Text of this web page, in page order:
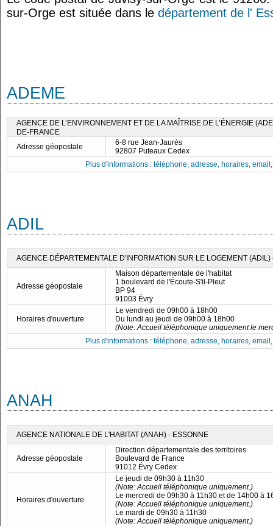
sur-Orge est située dans le département de l'
ADEME
AGENCE DE L’ENVIRONNEMENT ET DE LA MAÎTRISE DE L’ÉNERGIE
DE-FRANCE
Adresse géopostale
6-8 rue Jean-Jaurès
92807 Puteaux Cedex
Plus d'informations : téléphone, adresse, horaires,
ADIL
AGENCE DÉPARTEMENTALE D'INFORMATION SUR LE LOGEMENT (ADIL)
Adresse géopostale
Maison départementale de l'habitat
1 boulevard de l'Écoute-S'il-Pleut
BP 94
91003 Évry
Horaires d'ouverture
Le vendredi de 09h00 à 18h00
Du lundi au jeudi de 09h00 à 18h00
(Note: Accueil téléphonique uniquement le
Plus d'informations : téléphone, adresse, horaires,
ANAH
AGENCE NATIONALE DE L'HABITAT (ANAH) - ESSONNE
Adresse géopostale
Direction départementale des territoires
Boulevard de France
91012 Évry Cedex
Horaires d'ouverture
Le jeudi de 09h30 à 11h30
(Note: Accueil téléphonique uniquement.)
Le mercredi de 09h30 à 11h30 et de 14h00 à
(Note: Accueil téléphonique uniquement.)
Le mardi de 09h30 à 11h30
(Note: Accueil téléphonique uniquement.)